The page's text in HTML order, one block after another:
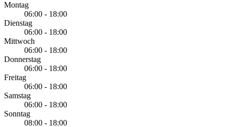
Montag
06:00 - 18:00
Dienstag
06:00 - 18:00
Mittwoch
06:00 - 18:00
Donnerstag
06:00 - 18:00
Freitag
06:00 - 18:00
Samstag
06:00 - 18:00
Sonntag
08:00 - 18:00